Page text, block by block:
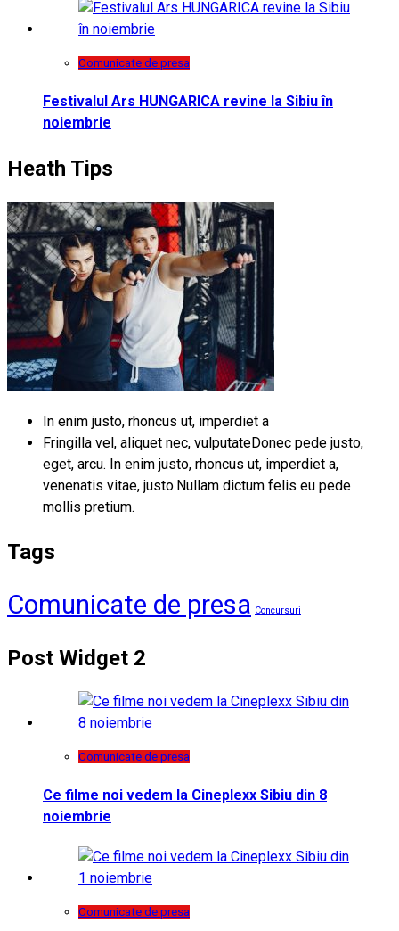
Comunicate de presa
Festivalul Ars HUNGARICA revine la Sibiu în
noiembrie
Heath Tips
In enim justo, rhoncus ut, imperdiet a
Fringilla vel, aliquet nec, vulputateDonec pede justo,
eget, arcu. In enim justo, rhoncus ut, imperdiet a,
venenatis vitae, justo.Nullam dictum felis eu pede
mollis pretium.
Tags
Comunicate de presa Concursuri
Post Widget 2
Comunicate de presa
Ce filme noi vedem la Cineplexx Sibiu din 8
noiembrie
Comunicate de presa